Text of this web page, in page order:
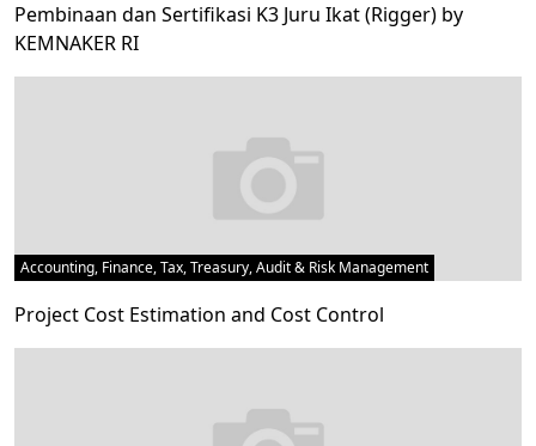
Pembinaan dan Sertifikasi K3 Juru Ikat (Rigger) by
KEMNAKER RI
Accounting, Finance, Tax, Treasury, Audit & Risk Management
Project Cost Estimation and Cost Control